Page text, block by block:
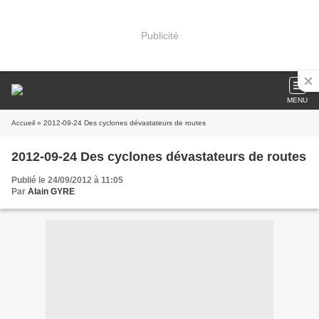
Publicité
MENU
Accueil » 2012-09-24 Des cyclones dévastateurs de routes
2012-09-24 Des cyclones dévastateurs de routes
Publié le 24/09/2012 à 11:05
Par Alain GYRE